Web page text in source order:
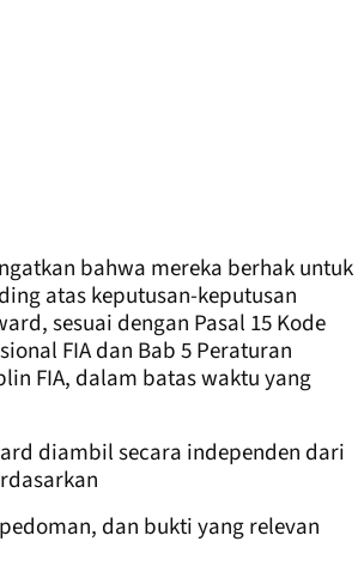
bahwa mereka berhak untuk
atas keputusan-keputusan
sesuai dengan Pasal 15 Kode
FIA dan Bab 5 Peraturan
FIA, dalam batas waktu yang
diambil secara independen dari
dan bukti yang relevan